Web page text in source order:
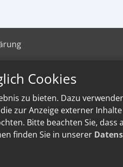
Cookies
zu bieten. Dazu
zur Anzeige externer
Bitte beachten Sie,
finden Sie in unserer